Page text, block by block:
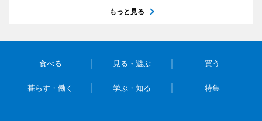
もっと見る
食べる 見る・遊ぶ 買う
暮らす・働く 学ぶ・知る 特集